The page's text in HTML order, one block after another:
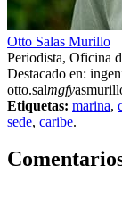
Otto Salas Murillo
Periodista, Oficina
Destacado en:
otto.salmgfy
Etiquetas: marina,
sede, caribe.